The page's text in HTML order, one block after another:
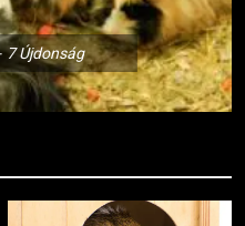
7Újdonság